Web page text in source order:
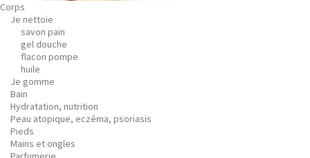
Corps
Je nettoie
savon pain
gel douche
flacon pompe
huile
Je gomme
Bain
Hydratation, nutrition
Peau atopique, eczéma, psoriasis
Pieds
Mains et ongles